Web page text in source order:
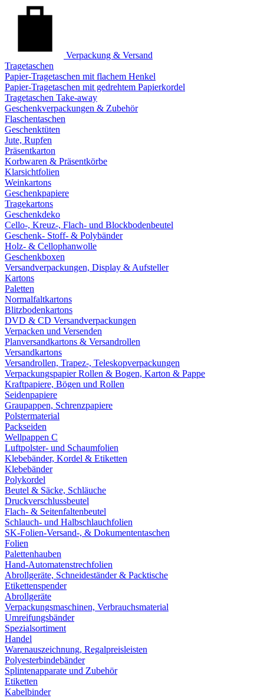
Verpackung & Versand
Tragetaschen
Papier-Tragetaschen mit flachem Henkel
Papier-Tragetaschen mit gedrehtem Papierkordel
Tragetaschen Take-away
Geschenkverpackungen & Zubehör
Flaschentaschen
Geschenktüten
Jute, Rupfen
Präsentkarton
Korbwaren & Präsentkörbe
Klarsichtfolien
Weinkartons
Geschenkpapiere
Tragekartons
Geschenkdeko
Cello-, Kreuz-, Flach- und Blockbodenbeutel
Geschenk- Stoff- & Polybänder
Holz- & Cellophanwolle
Geschenkboxen
Versandverpackungen, Display & Aufsteller
Kartons
Paletten
Normalfaltkartons
Blitzbodenkartons
DVD & CD Versandverpackungen
Verpacken und Versenden
Planversandkartons & Versandrollen
Versandkartons
Versandrollen, Trapez-, Teleskopverpackungen
Verpackungspapier Rollen & Bogen, Karton & Pappe
Kraftpapiere, Bögen und Rollen
Seidenpapiere
Graupappen, Schrenzpapiere
Polstermaterial
Packseiden
Wellpappen C
Luftpolster- und Schaumfolien
Klebebänder, Kordel & Etiketten
Klebebänder
Polykordel
Beutel & Säcke, Schläuche
Druckverschlussbeutel
Flach- & Seitenfaltenbeutel
Schlauch- und Halbschlauchfolien
SK-Folien-Versand-, & Dokumententaschen
Folien
Palettenhauben
Hand-Automatenstrechfolien
Abrollgeräte, Schneideständer & Packtische
Etikettenspender
Abrollgeräte
Verpackungsmaschinen, Verbrauchsmaterial
Umreifungsbänder
Spezialsortiment
Handel
Warenauszeichnung, Regalpreisleisten
Polyesterbindebänder
Splintenapparate und Zubehör
Etiketten
Kabelbinder